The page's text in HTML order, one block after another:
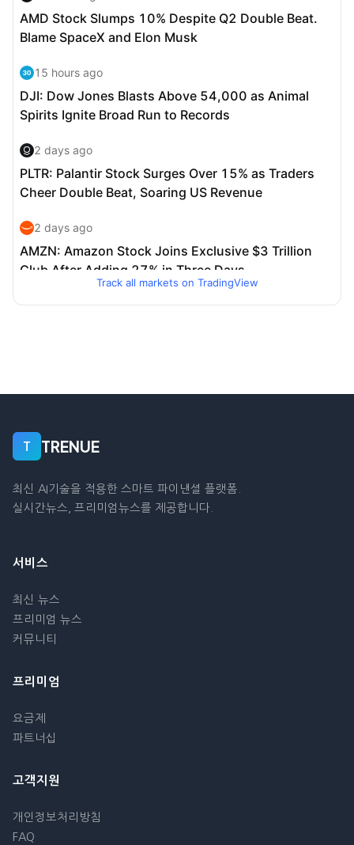
Track all markets on TradingView
T TRENUE
최신 AI기술을 적용한 스마트 파이낸셜 플랫폼.
실시간뉴스, 프리미엄뉴스를 제공합니다.
서비스
최신 뉴스
프리미엄 뉴스
커뮤니티
프리미엄
요금제
파트너십
고객지원
개인정보처리방침
FAQ